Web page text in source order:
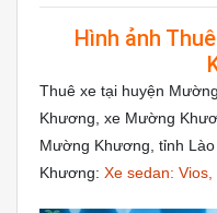
Hình ảnh
Thuê xe tại huyện
Khương, xe Mường
Mường Khương, tỉnh
Khương: Xe sedan: